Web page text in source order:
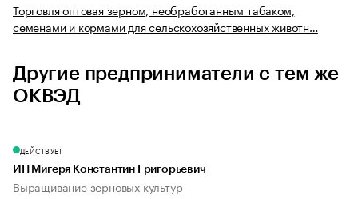
Торговля оптовая зерном, необработанным табаком,
семенами и кормами для сельскохозяйственных животн…
Другие предприниматели с тем же
ОКВЭД
ДЕЙСТВУЕТ
ИП Мигеря Константин Григорьевич
Выращивание зерновых культур